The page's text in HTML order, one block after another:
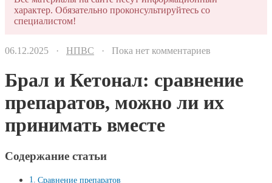
характер. Обязательно проконсультируйтесь со
специалистом!
06.12.2025 · НПВС · Пока нет комментариев
Брал и Кетонал: сравнение
препаратов, можно ли их
принимать вместе
Содержание статьи
Сравнение препаратов